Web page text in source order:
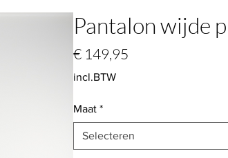
Pantalon wijde
€ 149,95
incl.BTW
Maat *
Selecteren